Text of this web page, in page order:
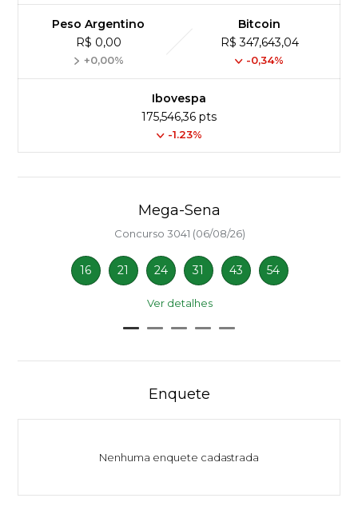
Peso Argentino
R$ 0,00
+0,00%
Bitcoin
R$ 347,643,04
-0,34%
Ibovespa
175,546,36 pts
-1.23%
Mega-Sena
Concurso 3041 (06/08/26)
16 21 24 31 43 54
Ver detalhes
Enquete
Nenhuma enquete cadastrada